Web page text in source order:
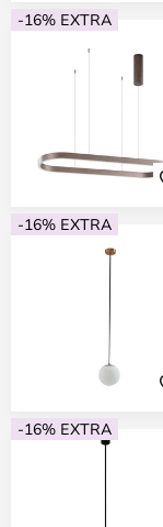
-16% EXTRA
-16% EXTRA
-16% EXTRA